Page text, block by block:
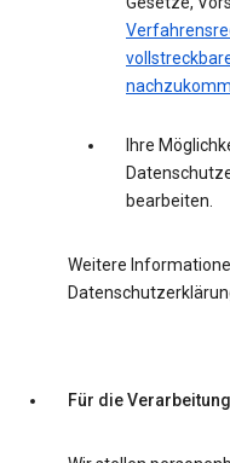
Ihre
bearbeiten.
Weitere
Für die